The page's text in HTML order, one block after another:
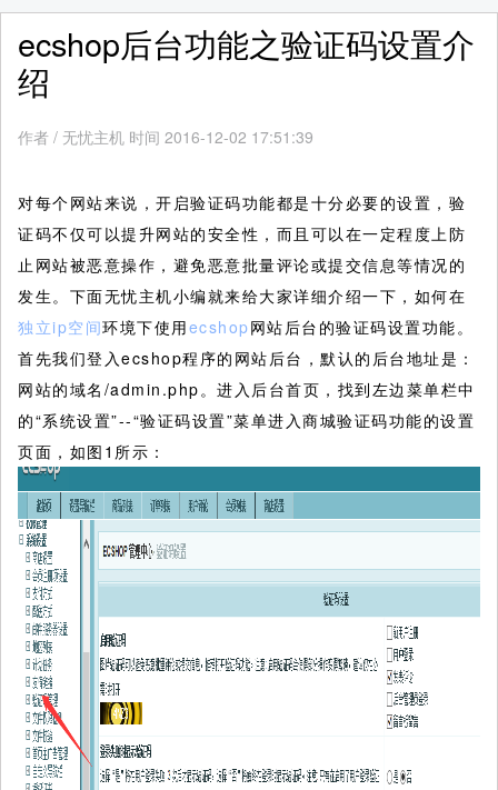
ecshop后台功能之验证码设置介
绍
作者 / 无忧主机 时间 2016-12-02 17:51:39
对每个网站来说，开启验证码功能都是十分必要的设置，验
证码不仅可以提升网站的安全性，而且可以在一定程度上防
止网站被恶意操作，避免恶意批量评论或提交信息等情况的
发生。下面无忧主机小编就来给大家详细介绍一下，如何在
独立ip空间环境下使用ecshop网站后台的验证码设置功能。
首先我们登入ecshop程序的网站后台，默认的后台地址是：
网站的域名/admin.php。进入后台首页，找到左边菜单栏中
的“系统设置”--“验证码设置”菜单进入商城验证码功能的设置
页面，如图1所示：